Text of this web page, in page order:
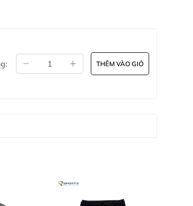
Xsports không chỉ giúp bạn thoải mái
kiện thời tiết.
THÊM VÀO GIỎ